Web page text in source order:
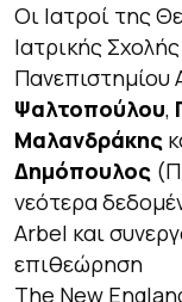
Οι Ιατροί της
Ιατρικής
Πανεπιστημίου
Ψαλτοπούλου,
Μαλανδράκης
Δημόπουλος
νεότερα
Arbel και
επιθεώρηση
The New